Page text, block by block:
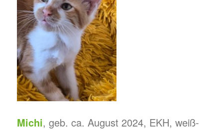
Michi, geb. ca. August 2024, EKH, weiß-